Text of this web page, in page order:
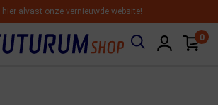
hier alvast onze vernieuwde website!
0